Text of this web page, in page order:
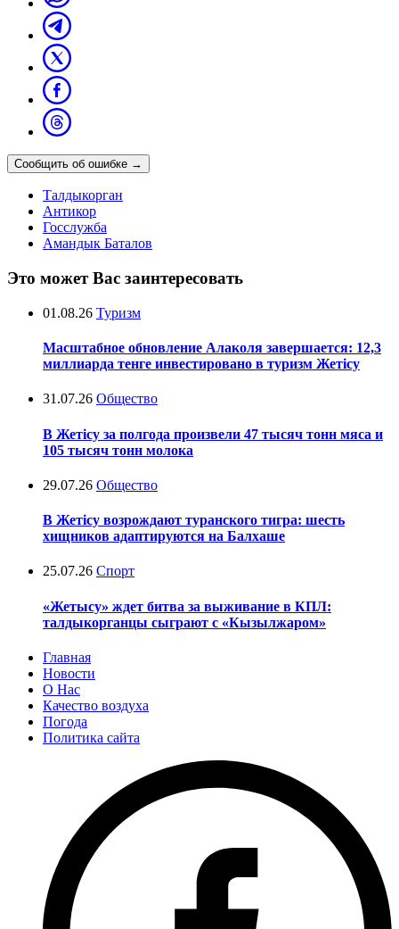
Сообщить об ошибке →
Талдыкорган
Антикор
Госслужба
Амандык Баталов
Это может Вас заинтересовать
01.08.26 Туризм
Масштабное обновление Алаколя завершается: 12,3
миллиарда тенге инвестировано в туризм Жетісу
31.07.26 Общество
В Жетісу за полгода произвели 47 тысяч тонн мяса и
105 тысяч тонн молока
29.07.26 Общество
В Жетісу возрождают туранского тигра: шесть
хищников адаптируются на Балхаше
25.07.26 Спорт
«Жетысу» ждет битва за выживание в КПЛ:
талдыкорганцы сыграют с «Кызылжаром»
Главная
Новости
О Нас
Качество воздуха
Погода
Политика сайта